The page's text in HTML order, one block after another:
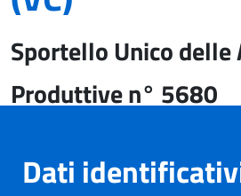
Sportello Unico
Produttive n° 5680
Dati